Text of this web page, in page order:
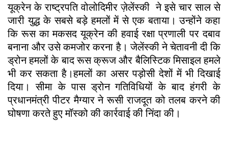
यूक्रेन के राष्ट्रपति वोलोदिमीर ज़ेलेंस्की ने इसे चार साल से
जारी युद्ध के सबसे बड़े हमलों में से एक बताया। उन्होंने कहा
कि रूस का मकसद यूक्रेन की हवाई रक्षा प्रणाली पर दबाव
बनाना और उसे कमजोर करना है। जेलेंस्की ने चेतावनी दी कि
ड्रोन हमलों के बाद रूस क्रूज और बैलिस्टिक मिसाइल हमले
भी कर सकता है।हमलों का असर पड़ोसी देशों में भी दिखाई
दिया। सीमा के पास ड्रोन गतिविधियों के बाद हंगरी के
प्रधानमंत्री पीटर मैग्यार ने रूसी राजदूत को तलब करने की
घोषणा करते हुए मॉस्को की कार्रवाई की निंदा की।